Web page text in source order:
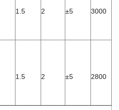
1.5 2 ±5 3000
1.5 2 ±5 2800